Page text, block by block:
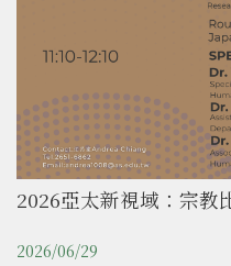
2026亞太新視域：宗教
2026/06/29